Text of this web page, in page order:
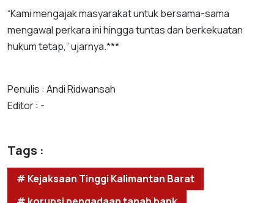
“Kami mengajak masyarakat untuk bersama-sama
mengawal perkara ini hingga tuntas dan berkekuatan
hukum tetap,” ujarnya.***
Penulis : Andi Ridwansah
Editor : -
Tags :
# Kejaksaan Tinggi Kalimantan Barat